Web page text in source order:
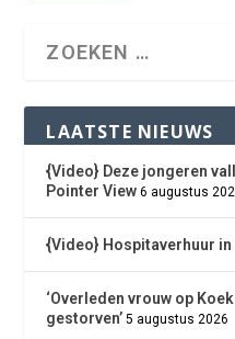
LAATSTE NIEUWS
{Video} Deze jongeren
Pointer View 6 augustus
{Video} Hospitaverhuur in
‘Overleden vrouw op
gestorven’ 5 augustus 2026